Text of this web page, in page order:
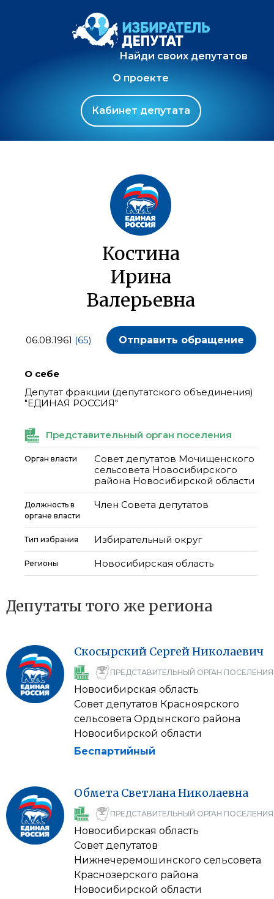
Найди своих депутатов
О проекте
Кабинет депутата
Костина
Ирина
Валерьевна
06.08.1961 (65) Отправить обращение
О себе
Депутат фракции (депутатского объединения)
"ЕДИНАЯ РОССИЯ"
Представительный орган поселения
Орган власти
Совет депутатов Мочищенского
сельсовета Новосибирского
района Новосибирской области
Должность в
органе власти
Член Совета депутатов
Тип избрания Избирательный округ
Регионы Новосибирская область
Депутаты того же региона
Скосырский СергейНиколаевич
ПРЕДСТАВИТЕЛЬНЫЙ ОРГАН ПОСЕЛЕНИЯ
Новосибирская область
Совет депутатов Красноярского
сельсовета Ордынского района
Новосибирской области
Беспартийный
Обмета СветланаНиколаевна
ПРЕДСТАВИТЕЛЬНЫЙ ОРГАН ПОСЕЛЕНИЯ
Новосибирская область
Совет депутатов
Нижнечеремошинского сельсовета
Краснозерского района
Новосибирской области